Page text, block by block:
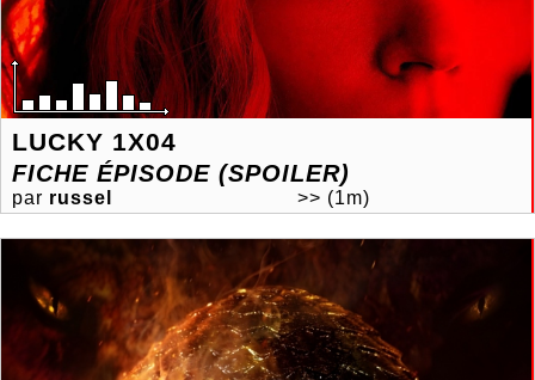
LUCKY 1X04
FICHE ÉPISODE (SPOILER)
par russel >> (1m)